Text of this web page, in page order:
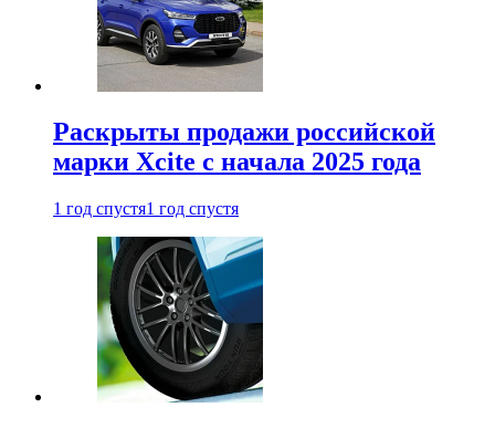
Раскрыты продажи российской
марки Xcite с начала 2025 года
1 год спустя1 год спустя